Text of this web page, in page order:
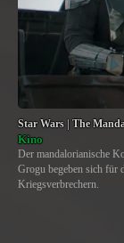
Star Wars | The
Kino
Der mandalorianische
Grogu begeben sich für
Kriegsverbrechern.